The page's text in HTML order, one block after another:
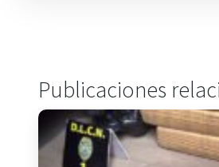
Publicaciones